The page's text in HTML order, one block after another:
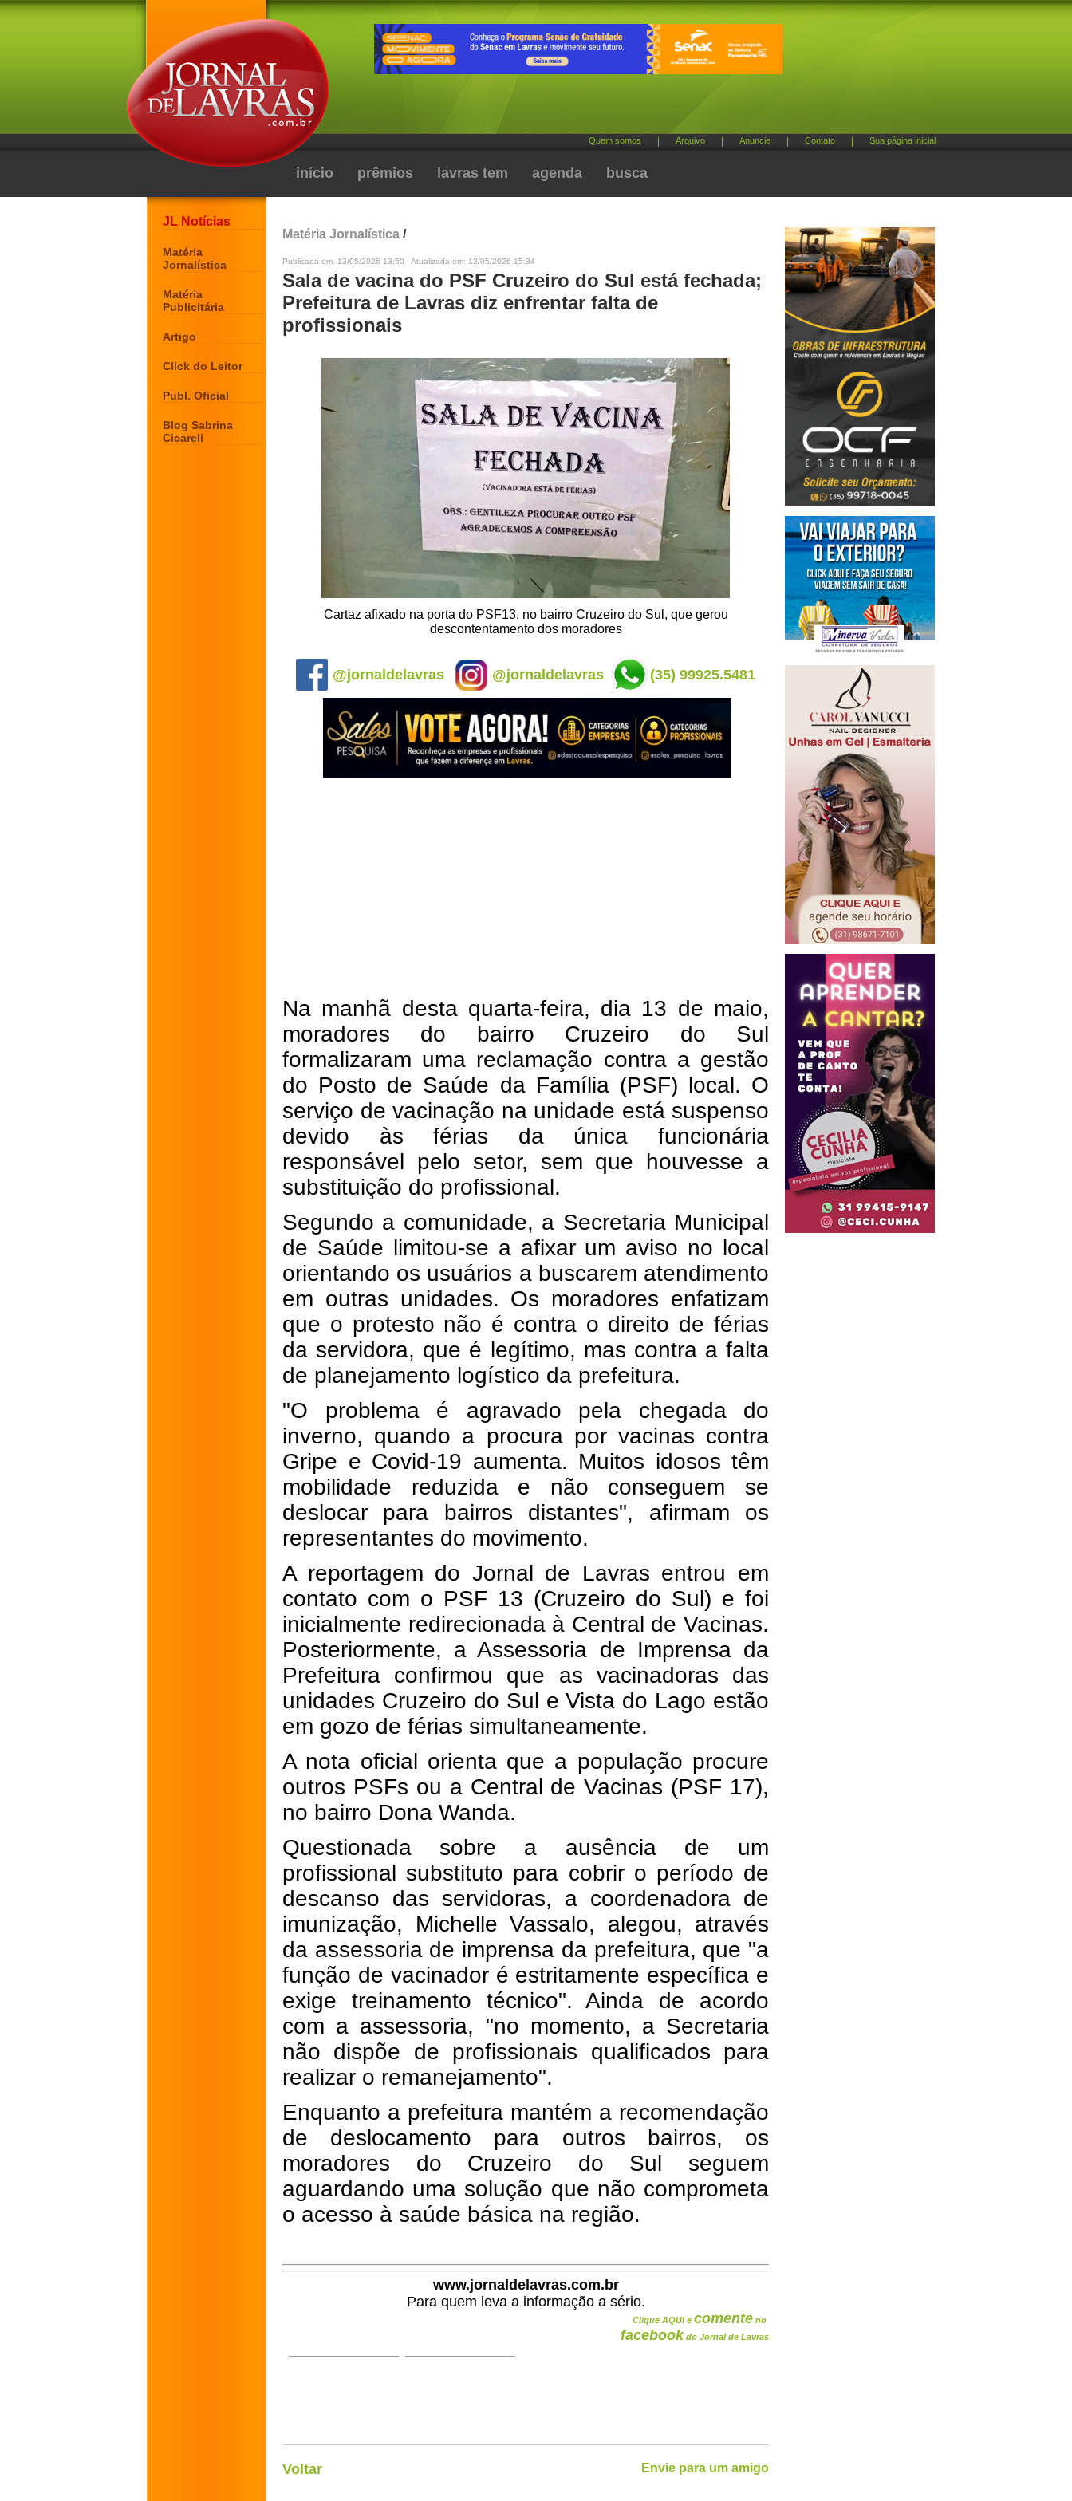
Quem somos Arquivo Anuncie Contato Sua página inicial
início prêmios lavras tem agenda busca
JL Notícias
Matéria
Jornalística
Matéria
Publicitária
Artigo
Click do Leitor
Publ. Oficial
Blog Sabrina
Cicareli
Matéria Jornalística /
Publicada em: 13/05/2026 13:50 - Atualizada em: 13/05/2026 15:34
Sala de vacina do PSF Cruzeiro do Sul está fechada;
Prefeitura de Lavras diz enfrentar falta de
profissionais
Cartaz afixado na porta do PSF13, no bairro Cruzeiro do Sul, que gerou
descontentamento dos moradores
@jornaldelavras @jornaldelavras (35) 99925.5481
Na manhã desta quarta-feira, dia 13 de maio,
moradores do bairro Cruzeiro do Sul
formalizaram uma reclamação contra a gestão
do Posto de Saúde da Família (PSF) local. O
serviço de vacinação na unidade está suspenso
devido às férias da única funcionária
responsável pelo setor, sem que houvesse a
substituição do profissional.
Segundo a comunidade, a Secretaria Municipal
de Saúde limitou-se a afixar um aviso no local
orientando os usuários a buscarem atendimento
em outras unidades. Os moradores enfatizam
que o protesto não é contra o direito de férias
da servidora, que é legítimo, mas contra a falta
de planejamento logístico da prefeitura.
"O problema é agravado pela chegada do
inverno, quando a procura por vacinas contra
Gripe e Covid-19 aumenta. Muitos idosos têm
mobilidade reduzida e não conseguem se
deslocar para bairros distantes", afirmam os
representantes do movimento.
A reportagem do Jornal de Lavras entrou em
contato com o PSF 13 (Cruzeiro do Sul) e foi
inicialmente redirecionada à Central de Vacinas.
Posteriormente, a Assessoria de Imprensa da
Prefeitura confirmou que as vacinadoras das
unidades Cruzeiro do Sul e Vista do Lago estão
em gozo de férias simultaneamente.
A nota oficial orienta que a população procure
outros PSFs ou a Central de Vacinas (PSF 17),
no bairro Dona Wanda.
Questionada sobre a ausência de um
profissional substituto para cobrir o período de
descanso das servidoras, a coordenadora de
imunização, Michelle Vassalo, alegou, através
da assessoria de imprensa da prefeitura, que "a
função de vacinador é estritamente específica e
exige treinamento técnico". Ainda de acordo
com a assessoria, "no momento, a Secretaria
não dispõe de profissionais qualificados para
realizar o remanejamento".
Enquanto a prefeitura mantém a recomendação
de deslocamento para outros bairros, os
moradores do Cruzeiro do Sul seguem
aguardando uma solução que não comprometa
o acesso à saúde básica na região.
www.jornaldelavras.com.br
Para quem leva a informação a sério.
Clique AQUI e comente no
facebook do Jornal de Lavras
Voltar Envie para um amigo